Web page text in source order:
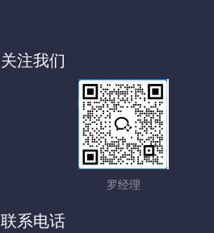
关注我们
罗经理
联系电话